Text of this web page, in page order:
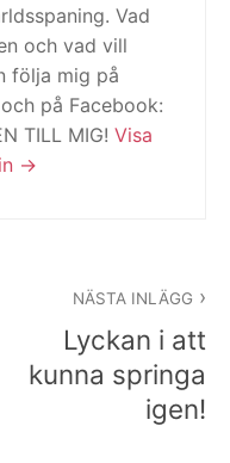
Vad
och vad vill
följa mig på
på Facebook:
TILL MIG! Visa
NÄSTA INLÄGG
Lyckan i att
kunna springa
igen!